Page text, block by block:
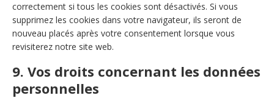
correctement si tous les cookies sont désactivés. Si vous
supprimez les cookies dans votre navigateur, ils seront de
nouveau placés après votre consentement lorsque vous
revisiterez notre site web.
9. Vos droits concernant les données
personnelles